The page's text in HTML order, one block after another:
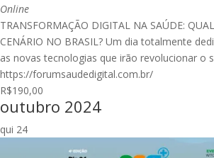
Online
TRANSFORMAÇÃO DIGITAL NA SAÚDE:
CENÁRIO NO BRASIL? Um dia totalmente
as novas tecnologias que irão revolucionar o
https://forumsaudedigital.com.br/
R$190,00
outubro 2024
qui 24